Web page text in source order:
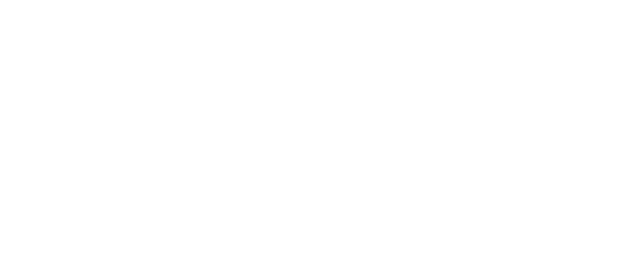
NERATAT